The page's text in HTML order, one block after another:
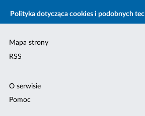
Polityka dotycząca cookies i podobnych
Mapa strony
RSS
O serwisie
Pomoc